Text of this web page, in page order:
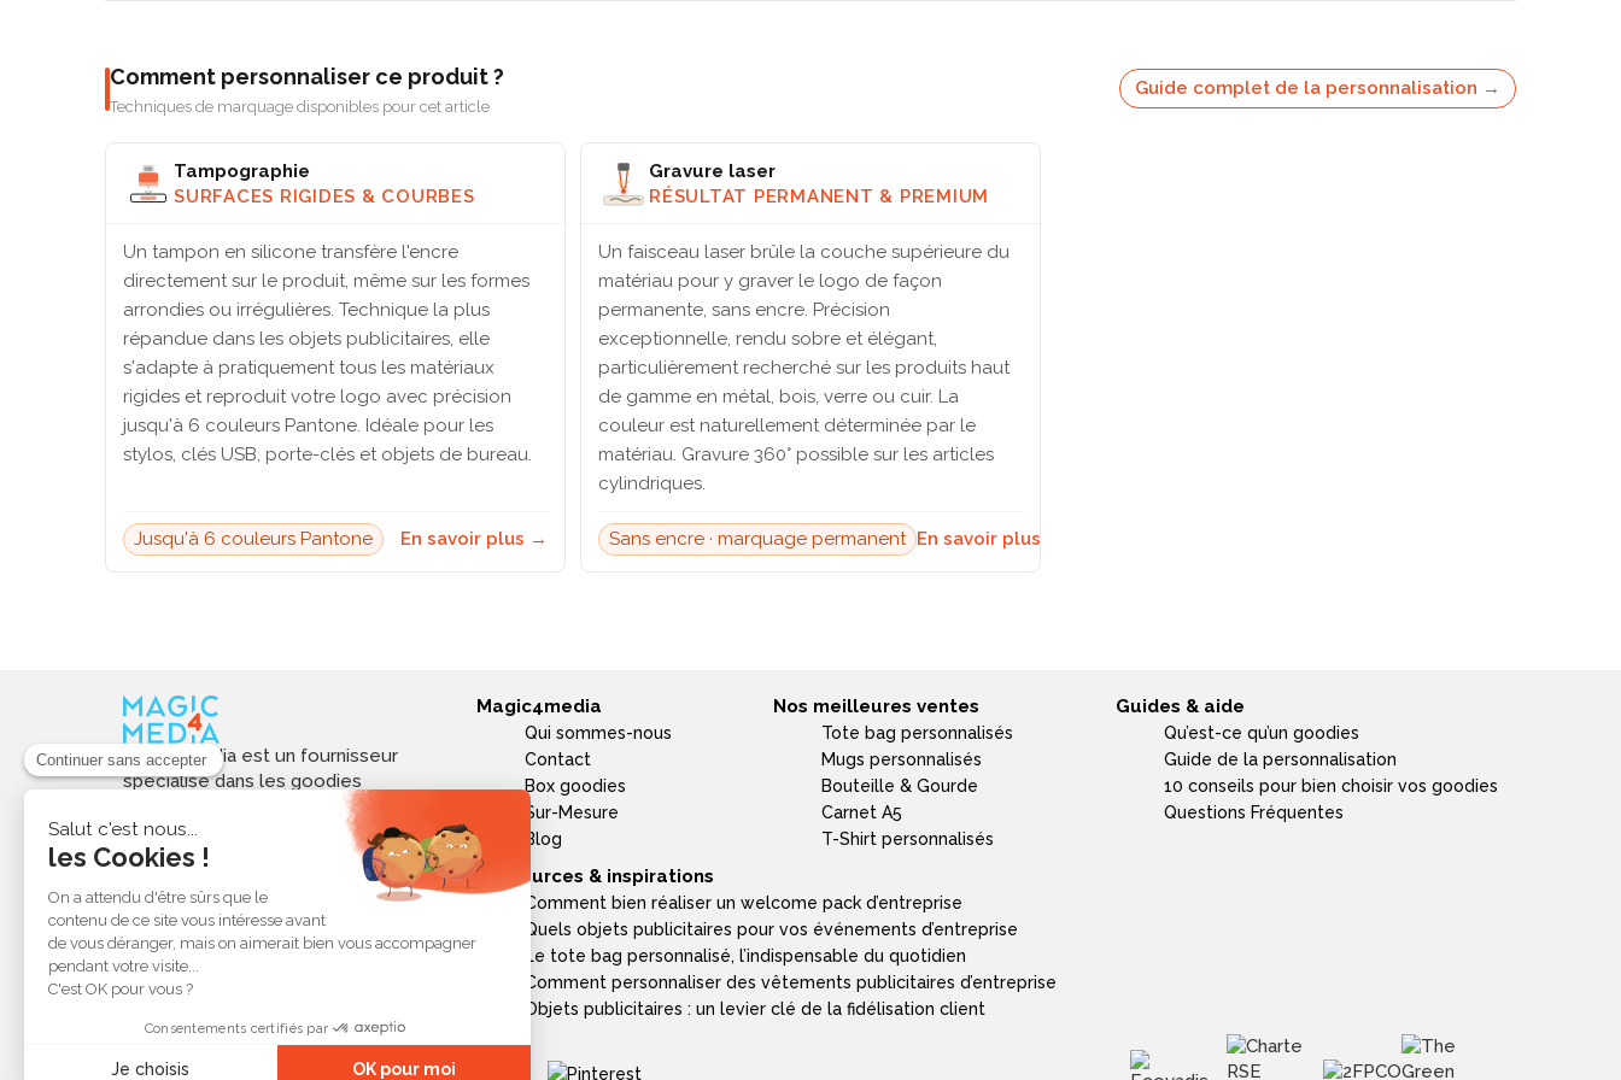
Comment personnaliser ce produit ?
Techniques de marquage disponibles pour cet article
Guide complet de la personnalisation →
Tampographie
SURFACES RIGIDES & COURBES
Un tampon en silicone transfère l'encre
directement sur le produit, même sur les formes
arrondies ou irrégulières. Technique la plus
répandue dans les objets publicitaires, elle
s'adapte à pratiquement tous les matériaux
rigides et reproduit votre logo avec précision
jusqu'à 6 couleurs Pantone. Idéale pour les
stylos, clés USB, porte-clés et objets de bureau.
Jusqu'à 6 couleurs Pantone En savoir plus →
Gravure laser
RÉSULTAT PERMANENT & PREMIUM
Un faisceau laser brûle la couche supérieure du
matériau pour y graver le logo de façon
permanente, sans encre. Précision
exceptionnelle, rendu sobre et élégant,
particulièrement recherché sur les produits haut
de gamme en métal, bois, verre ou cuir. La
couleur est naturellement déterminée par le
matériau. Gravure 360° possible sur les articles
cylindriques.
Sans encre · marquage permanent En savoir plus →
Magic4media est un fournisseur
spécialisé dans les goodies
personnalisés et objets publicitaires
pour les entreprises. Nous
sélectionnons des produits utiles,
tendances et responsables pour
valoriser votre image de marque,
soutenir vos actions de
communication et réussir vos
opérations événementielles,
Magic4media
Qui sommes-nous
Contact
Box goodies
Sur-Mesure
Blog
Nos meilleures ventes
Tote bag personnalisés
Mugs personnalisés
Bouteille & Gourde
Carnet A5
T-Shirt personnalisés
Guides & aide
Qu’est-ce qu’un goodies
Guide de la personnalisation
10 conseils pour bien choisir vos goodies
Questions Fréquentes
Ressources & inspirations
Comment bien réaliser un welcome pack d’entreprise
Quels objets publicitaires pour vos événements d’entreprise
Le tote bag personnalisé, l’indispensable du quotidien
Comment personnaliser des vêtements publicitaires d’entreprise
Objets publicitaires : un levier clé de la fidélisation client